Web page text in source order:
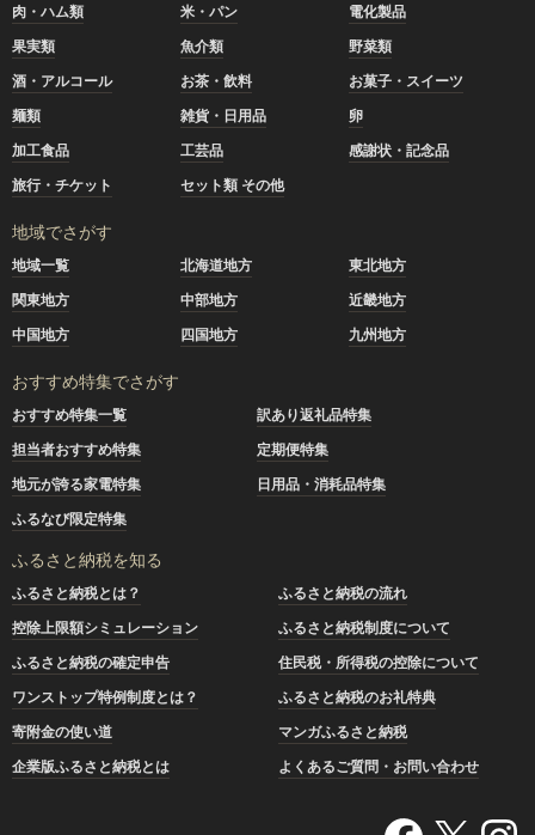
肉・ハム類 米・パン
電化製品
果実類
魚介類
野菜類
酒・アルコール
お茶・飲料
お菓子・スイーツ
麺類
雑貨・日用品
卵
加工食品
工芸品
感謝状・記念品
旅行・チケット
セット類 その他
地域でさがす
地域一覧 北海道地方
東北地方
関東地方
中部地方
近畿地方
中国地方
四国地方 九州地方
おすすめ特集でさがす
おすすめ特集一覧
訳あり返礼品特集
担当者おすすめ特集
定期便特集
地元が誇る家電特集
日用品・消耗品特集
ふるなび限定特集
ふるさと納税を知る
ふるさと納税とは？
ふるさと納税の流れ
控除上限額シミュレーション
ふるさと納税制度について
ふるさと納税の確定申告
住民税・所得税の控除について
ワンストップ特例制度とは？
ふるさと納税のお礼特典
寄附金の使い道
マンガふるさと納税
企業版ふるさと納税とは
よくあるご質問・お問い合わせ